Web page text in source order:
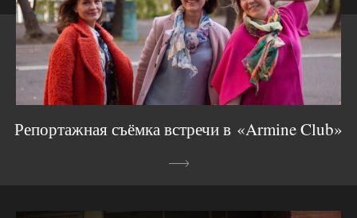
Репортажная съёмка встречи в «Armine Club»